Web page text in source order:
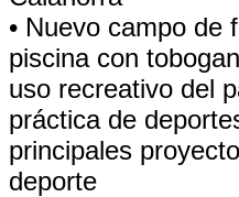
• Nuevo campo de
piscina con
uso recreativo del
práctica de
principales
deporte